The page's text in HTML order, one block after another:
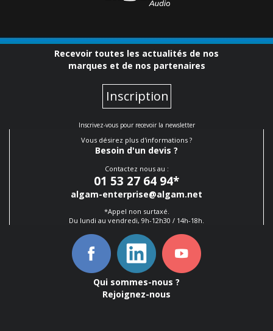
Recevoir toutes les actualités de nos
marques et de nos partenaires
Inscription
Inscrivez-vous pour recevoir la newsletter
Vous désirez plus d'informations ?
Besoin d'un devis ?
Contactez nous au :
01 53 27 64 94*
algam-enterprise@algam.net
*Appel non surtaxé.
Du lundi au vendredi, 9h-12h30 / 14h-18h.
Qui sommes-nous ?
Rejoignez-nous